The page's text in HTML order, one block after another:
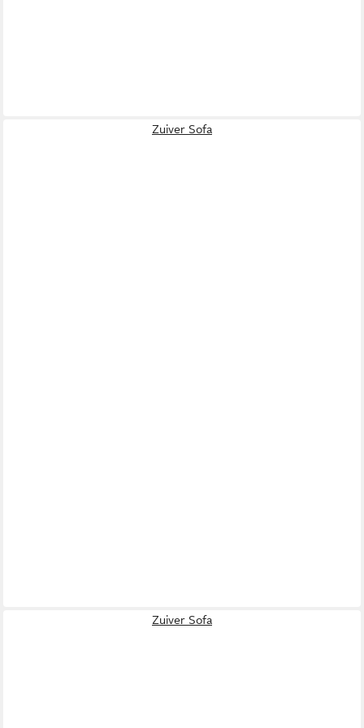
Zuiver Sofa
Zuiver Sofa